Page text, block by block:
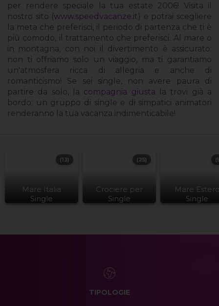
per rendere speciale la tua estate 2006! Visita il
nostro sito (www.speedvacanze.it) e potrai scegliere
la meta che preferisci, il periodo di partenza che ti è
più comodo, il trattamento che preferisci. Al mare o
in montagna, con noi il divertimento è assicurato:
non ti offriamo solo un viaggio, ma ti garantiamo
un'atmosfera ricca di allegria e anche di
romanticismo! Se sei single, non avere paura di
partire da solo, la compagnia giusta la trovi già a
bordo: un gruppo di single e di simpatici animatori
renderanno la tua vacanza indimenticabile!
Mare Italia
Single
(13)
Crociere per
Single
(25)
Mare
Single
TIPOLOGIE